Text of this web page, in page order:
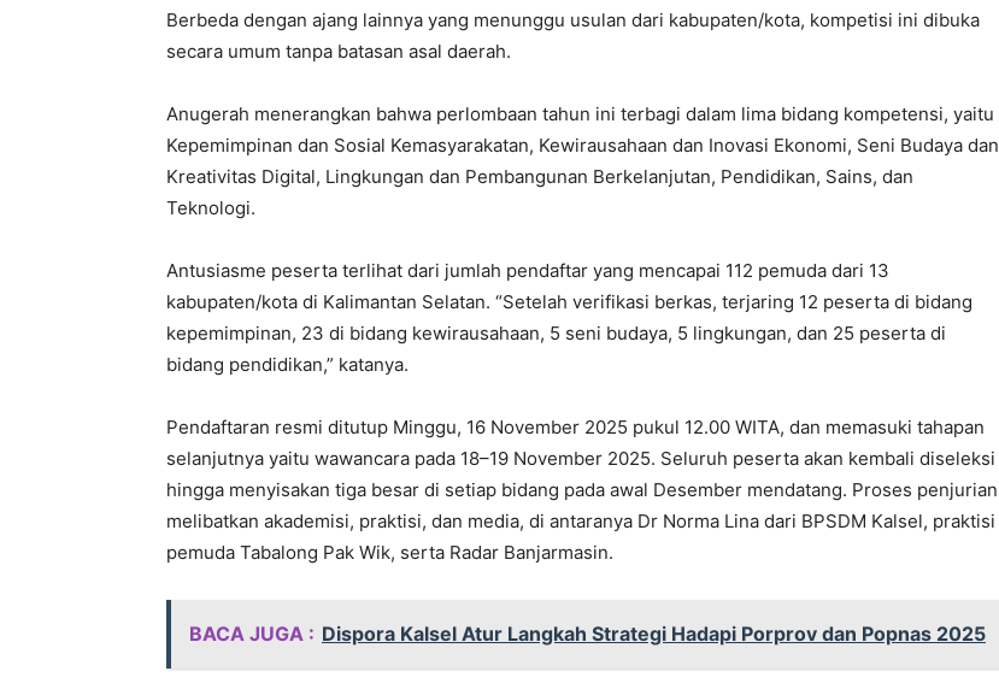
Berbeda dengan ajang lainnya yang menunggu usulan dari kabupaten/kota, kompetisi ini dibuka
secara umum tanpa batasan asal daerah.
Anugerah menerangkan bahwa perlombaan tahun ini terbagi dalam lima bidang kompetensi, yaitu
Kepemimpinan dan Sosial Kemasyarakatan, Kewirausahaan dan Inovasi Ekonomi, Seni Budaya dan
Kreativitas Digital, Lingkungan dan Pembangunan Berkelanjutan, Pendidikan, Sains, dan
Teknologi.
Antusiasme peserta terlihat dari jumlah pendaftar yang mencapai 112 pemuda dari 13
kabupaten/kota di Kalimantan Selatan. “Setelah verifikasi berkas, terjaring 12 peserta di bidang
kepemimpinan, 23 di bidang kewirausahaan, 5 seni budaya, 5 lingkungan, dan 25 peserta di
bidang pendidikan,” katanya.
Pendaftaran resmi ditutup Minggu, 16 November 2025 pukul 12.00 WITA, dan memasuki tahapan
selanjutnya yaitu wawancara pada 18–19 November 2025. Seluruh peserta akan kembali diseleksi
hingga menyisakan tiga besar di setiap bidang pada awal Desember mendatang. Proses penjurian
melibatkan akademisi, praktisi, dan media, di antaranya Dr Norma Lina dari BPSDM Kalsel, praktisi
pemuda Tabalong Pak Wik, serta Radar Banjarmasin.
BACA JUGA : Dispora Kalsel Atur Langkah Strategi Hadapi Porprov dan Popnas 2025